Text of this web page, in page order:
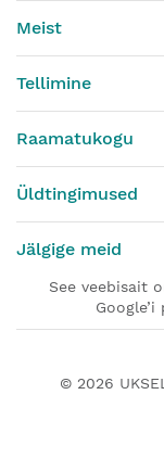
Meist
Tellimine
Raamatukogu
Üldtingimused
Jälgige meid
See veebisait
© 2026